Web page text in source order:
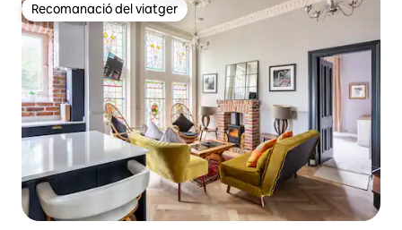
Recomanació del viatger
Recomanació del viatger